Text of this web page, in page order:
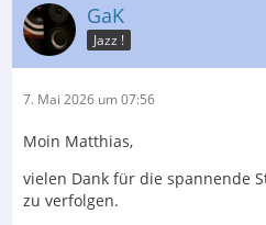
GaK
Jazz !
7. Mai 2026 um 07:56
Moin Matthias,
vielen Dank für die spannende
zu verfolgen.